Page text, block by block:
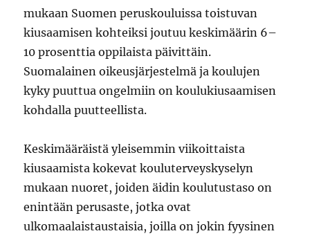
mukaan Suomen peruskouluissa toistuvan
kiusaamisen kohteiksi joutuu keskimäärin 6–
10 prosenttia oppilaista päivittäin.
Suomalainen oikeusjärjestelmä ja koulujen
kyky puuttua ongelmiin on koulukiusaamisen
kohdalla puutteellista.
Keskimääräistä yleisemmin viikoittaista
kiusaamista kokevat kouluterveyskyselyn
mukaan nuoret, joiden äidin koulutustaso on
enintään perusaste, jotka ovat
ulkomaalaistaustaisia, joilla on jokin fyysinen